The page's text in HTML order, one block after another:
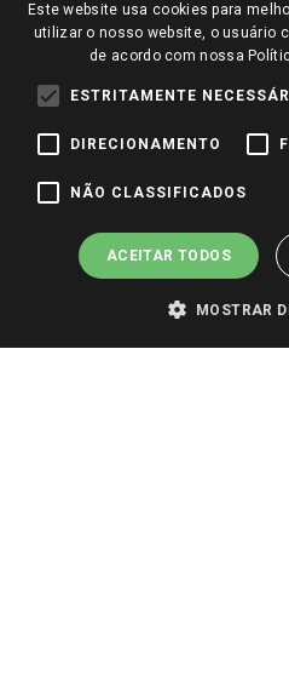
Perguntas frequentes
Trabalhe Conosco
Identidade Visual
Redes Sociais
Pagamento e Segurança
Este website usa cookies para
utilizar o nosso website, o usuário
de acordo com nossa
ESTRITAMENTE
DIRECIONAMENTO
NÃO CLASSIFICADOS
ACEITAR TODOS
MOSTRAR